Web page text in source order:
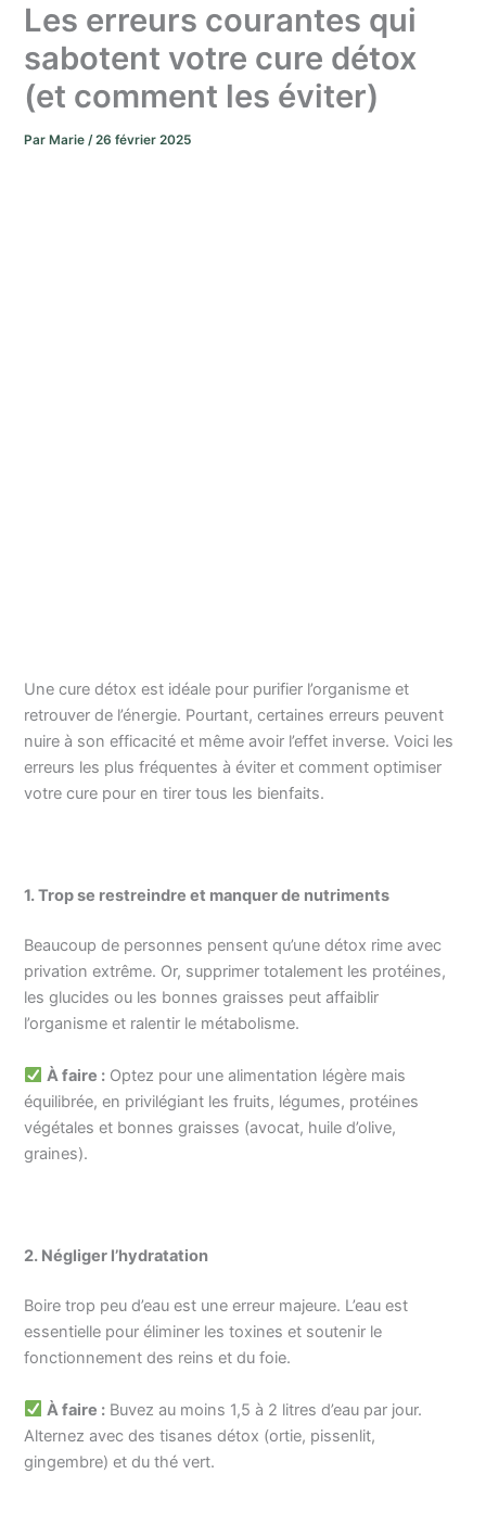
Les erreurs courantes qui
sabotent votre cure détox
(et comment les éviter)
Par Marie/26 février 2025
Une cure détox est idéale pour purifier l’organisme et
retrouver de l’énergie. Pourtant, certaines erreurs peuvent
nuire à son efficacité et même avoir l’effet inverse. Voici les
erreurs les plus fréquentes à éviter et comment optimiser
votre cure pour en tirer tous les bienfaits.
1. Trop se restreindre et manquer de nutriments
Beaucoup de personnes pensent qu’une détox rime avec
privation extrême. Or, supprimer totalement les protéines,
les glucides ou les bonnes graisses peut affaiblir
l’organisme et ralentir le métabolisme.
À faire : Optez pour une alimentation légère mais
équilibrée, en privilégiant les fruits, légumes, protéines
végétales et bonnes graisses (avocat, huile d’olive,
graines).
2. Négliger l’hydratation
Boire trop peu d’eau est une erreur majeure. L’eau est
essentielle pour éliminer les toxines et soutenir le
fonctionnement des reins et du foie.
À faire : Buvez au moins 1,5 à 2 litres d’eau par jour.
Alternez avec des tisanes détox (ortie, pissenlit,
gingembre) et du thé vert.